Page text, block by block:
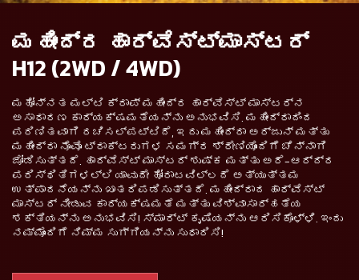
ಮಹೀಂದ್ರ ಹಾರ್ವೆಸ್ಟ್ಮಾಸ್ಟರ್
H12 (2WD / 4WD)
ಮಹೋನ್ನತ ಮಲ್ಟಿ ಕ್ರಾಪ್ ಮಹೀಂದ್ರ ಹಾರ್ವೆಸ್ಟ್ ಮಾಸ್ಟರ್‌ನ
ಅಸಾಧಾರಣ ಕಾರ್ಯಕ್ಷಮತೆಯನ್ನು ಅನುಭವಿಸಿ. ಮಹೀಂದ್ರಾದಿಂದ
ಪರಿಣಿತವಾಗಿ ರಚಿಸಲ್ಪಟ್ಟಿದೆ, ಇದು ಮಹೀಂದ್ರಾ ಅರ್ಜುನ್ ಮತ್ತು
ಮಹೀಂದ್ರಾ ನೊವೊ ಟ್ರಾಕ್ಟರುಗಳ ಸಮಗ್ರ ಶ್ರೇಣಿಯೊಂದಿಗೆ ಚೆನ್ನಾಗಿ
ಜೋಡಿಸುತ್ತದೆ. ಹಾರ್ವೆಸ್ಟ್‌ ಮಾಸ್ಟರ್ ಶುಷ್ಕ ಮತ್ತು ಅರೆ-ಆರ್ದ್ರ
ಪರಿಸ್ಥಿತಿಗಳಲ್ಲಿ ಯಾವುದೇ ಹೋರಾಟವಿಲ್ಲದೆ ಅತ್ಯುತ್ತಮ
ಉತ್ಪಾದನೆಯನ್ನು ಖಾತರಿಪಡಿಸುತ್ತದೆ. ಮಹೀಂದ್ರಾದ ಹಾರ್ವೆಸ್ಟ್‌
ಮಾಸ್ಟರ್ ನೀಡುವ ಕಾರ್ಯಕ್ಷಮತೆ ಮತ್ತು ವಿಶ್ವಾಸಾರ್ಹತೆಯ
ಶಕ್ತಿಯನ್ನು ಅನುಭವಿಸಿ! ಸ್ಮಾರ್ಟ್ ಕೃಷಿಯನ್ನು ಆರಿಸಿಕೊಳ್ಳಿ. ಇಂದು
ನಮ್ಮೊಂದಿಗೆ ನಿಮ್ಮ ಸುಗ್ಗಿಯನ್ನು ಸುಧಾರಿಸಿ!